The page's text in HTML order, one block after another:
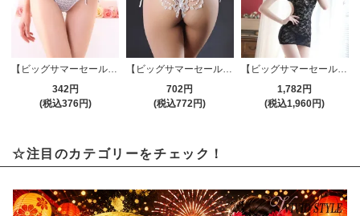
342円
(税込376円)
【ビッグサマーセール対象品】Tバック・ショーツ(T-BACK・SHORTS) 321wt
702円
(税込772円)
【ビッグサマーセール対象品】セクシーコスプレ(SEXYCOSPLAY) 1239bk
1,782円
(税込1,960円)
☆注目のカテゴリーをチェック！